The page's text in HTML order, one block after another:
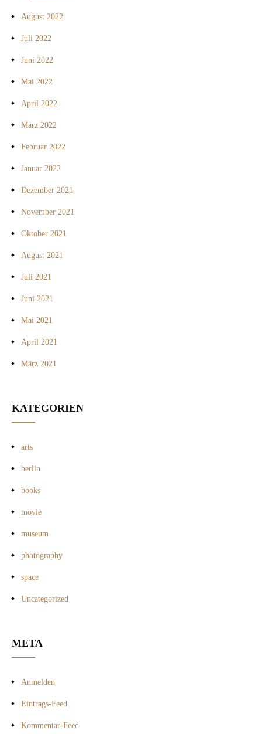
August 2022
Juli 2022
Juni 2022
Mai 2022
April 2022
März 2022
Februar 2022
Januar 2022
Dezember 2021
November 2021
Oktober 2021
August 2021
Juli 2021
Juni 2021
Mai 2021
April 2021
März 2021
KATEGORIEN
arts
berlin
books
movie
museum
photography
space
Uncategorized
META
Anmelden
Eintrags-Feed
Kommentar-Feed